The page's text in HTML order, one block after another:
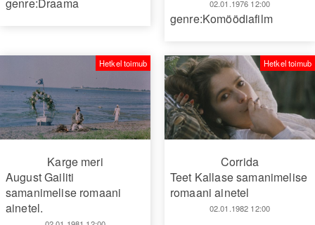
02.01.1976 12:00
genre:Komöödiafilm
Karge meri
August Gailiti
samanimelise romaani
ainetel.
Hetkel toimub
Corrida
Teet Kallase samanimelise
romaani ainetel
02.01.1982 12:00
Hetkel toimub